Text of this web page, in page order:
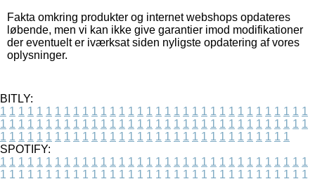
Fakta omkring produkter og internet webshops opdateres
løbende, men vi kan ikke give garantier imod modifikationer
der eventuelt er iværksat siden nyligste opdatering af vores
oplysninger.
BITLY:
1 1 1 1 1 1 1 1 1 1 1 1 1 1 1 1 1 1 1 1 1 1 1 1 1 1 1 1 1 1 1 1 1 1
1 1 1 1 1 1 1 1 1 1 1 1 1 1 1 1 1 1 1 1 1 1 1 1 1 1 1 1 1 1 1 1 1 1
1 1 1 1 1 1 1 1 1 1 1 1 1 1 1 1 1 1 1 1 1 1 1 1 1 1 1 1 1 1 1 1
SPOTIFY:
1 1 1 1 1 1 1 1 1 1 1 1 1 1 1 1 1 1 1 1 1 1 1 1 1 1 1 1 1 1 1 1 1 1
1 1 1 1 1 1 1 1 1 1 1 1 1 1 1 1 1 1 1 1 1 1 1 1 1 1 1 1 1 1 1 1 1 1